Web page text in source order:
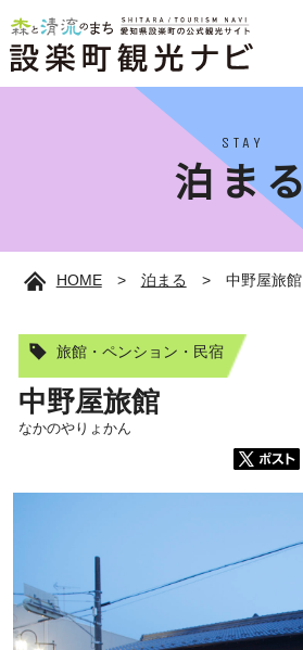
STAY
泊まる
HOME> 泊まる > 中野屋旅館
旅館・ペンション・民宿
中野屋旅館
なかのやりょかん